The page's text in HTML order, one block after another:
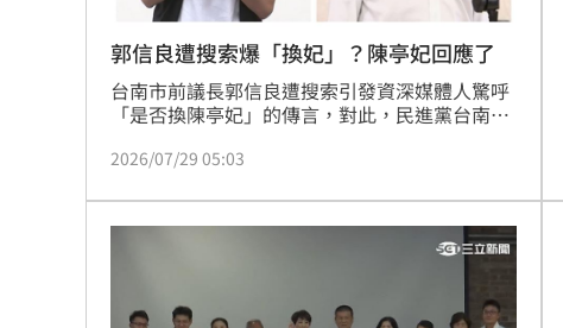
它躋身美禁令受惠者 上半年EPS衝2.58元
高溫重創雞蛋產量 最快要等到9月才回穩
7月營收寫同期次高 聯寶訂單看到2027年
台股收復44000點大關 2關鍵看AI產業發展
他見搶案挺身相救遭圍毆亡！嫌犯最小12歲
扣款人數狂增4成 國泰小龍基金布局曝光
郭信良遭搜索爆「換妃」？陳亭妃回應了
台南市前議長郭信良遭搜索引發資深媒體人驚呼
「是否換陳亭妃」的傳言，對此，民進黨台南市
訪時表示，自己以笑帶過傳聞，因為她的民調與
更酸謝「最會拿上次得票率來講民調」。
2026/07/29 05:03